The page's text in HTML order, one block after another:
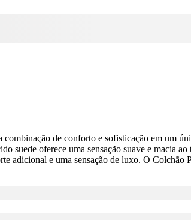
de conforto e sofisticação em um
suede oferece uma sensação suave e macia
adicional e uma sensação de luxo. O Colchão